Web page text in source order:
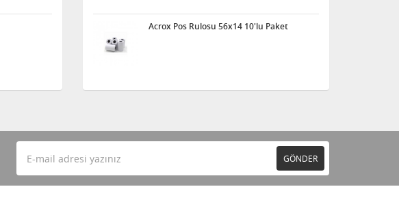
Acrox Pos Rulosu 56x14 10'lu Paket
GÖNDER